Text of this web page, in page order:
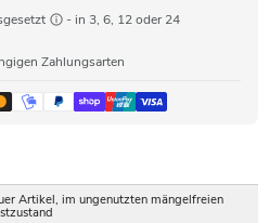
- in 3, 6, 12 oder 24
Zahlungsarten
Artikel, im ungenutzten mängelfreien